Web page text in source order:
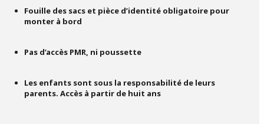
Fouille des sacs et pièce d’identité obligatoire pour
monter à bord
Pas d’accès PMR, ni poussette
Les enfants sont sous la responsabilité de leurs
parents. Accès à partir de huit ans